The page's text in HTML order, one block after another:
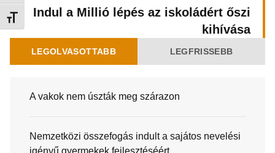
Betűméret váltása
Indul a Millió lépés az iskoládért őszi
kihívása
LEGOLVASOTTABB LEGFRISSEBB
A vakok nem úszták meg szárazon
Nemzetközi összefogás indult a sajátos nevelési
igényű gyermekek fejlesztéséért